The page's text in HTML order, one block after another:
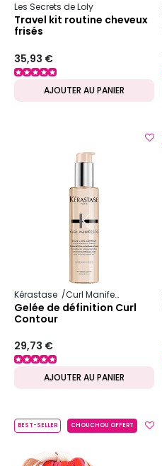
Les Secrets de Loly
Travel kit routine cheveux
frisés
35,93 €
AJOUTER AU PANIER
Kérastase Curl Manifesto
Gelée de définition Curl
Contour
29,73 €
AJOUTER AU PANIER
BEST-SELLER CHOUCHOU OFFERT